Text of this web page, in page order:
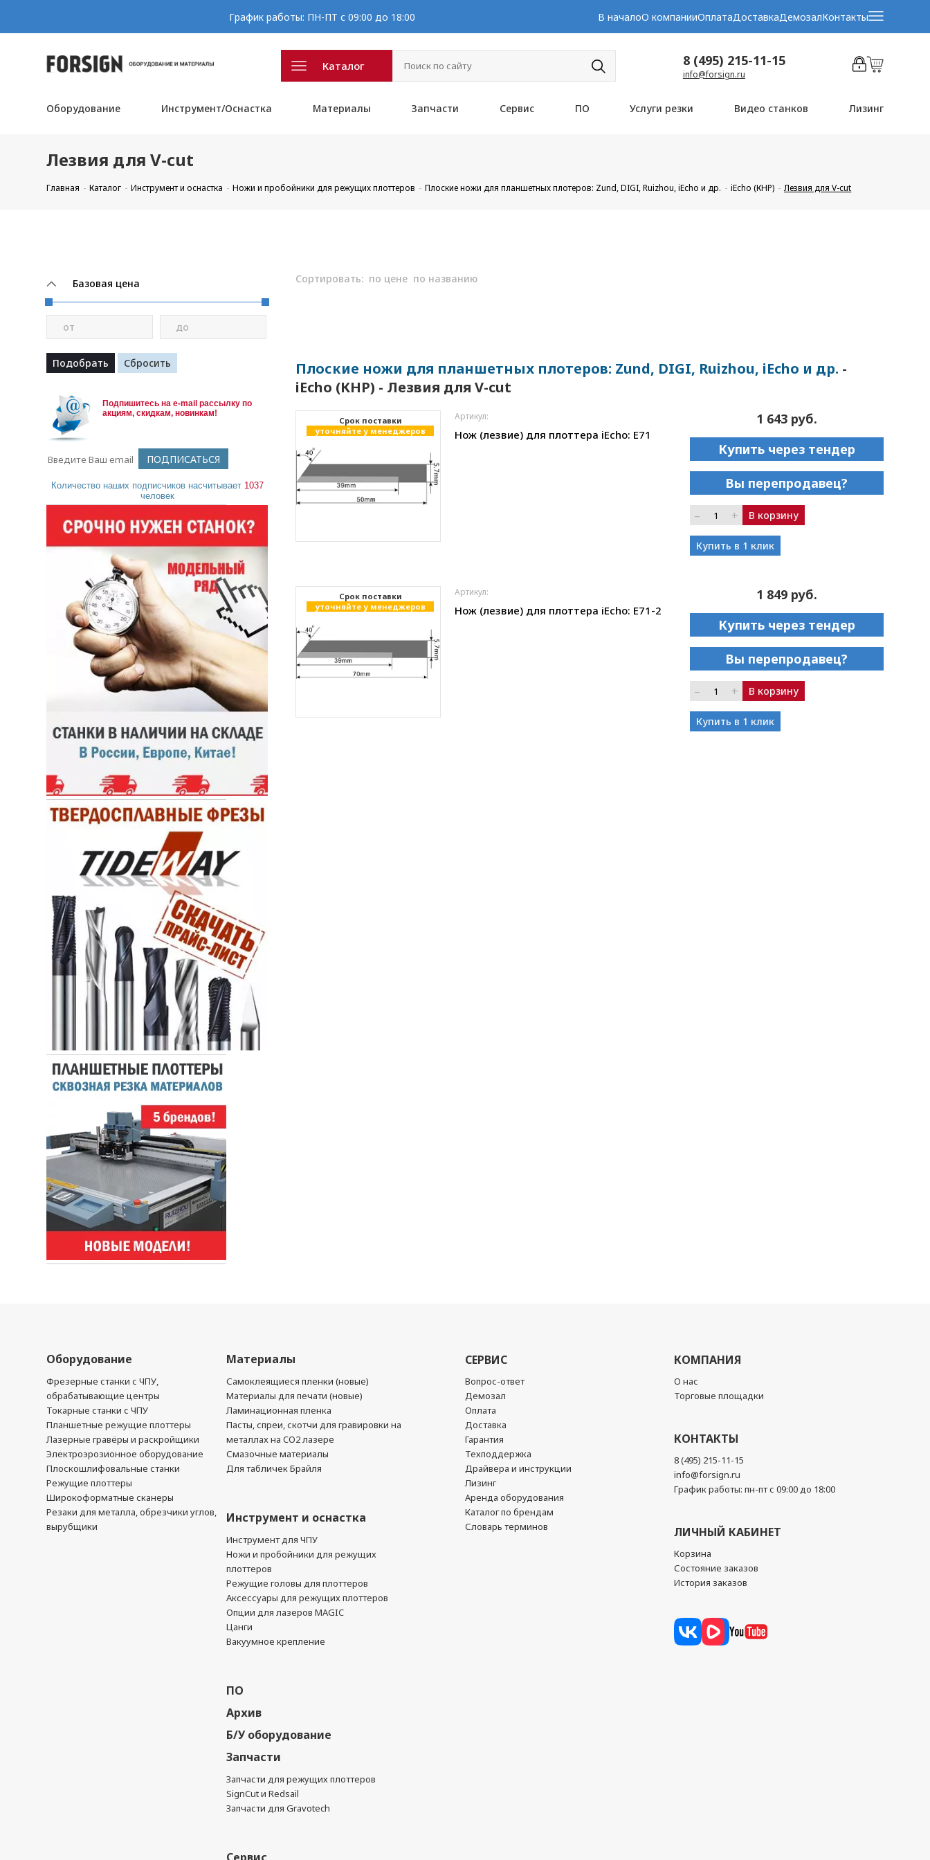
График работы: ПН-ПТ с 09:00 до 18:00 В началоО компанииОплатаДоставкаДемозалКонтакты
Каталог 8 (495) 215-11-15
info@forsign.ru
Оборудование Инструмент/Оснастка Материалы Запчасти Сервис ПО Услуги резки Видео станков Лизинг
Лезвия для V-cut
Главная Каталог Инструмент и оснастка Ножи и пробойники для режущих плоттеров Плоские ножи для планшетных плотеров: Zund, DIGI, Ruizhou, iEcho и др. iEcho (КНР) Лезвия для V-cut
Базовая цена
от до
Подпишитесь на e-mail рассылку по
акциям, скидкам, новинкам!
Количество наших подписчиков насчитывает 1037
человек
Сортировать: по цене по названию
Плоские ножи для планшетных плотеров: Zund, DIGI, Ruizhou, iEcho и др. -
iEcho (КНР) - Лезвия для V-cut
Cрок поставки
уточняйте у менеджеров
Артикул:
Нож (лезвие) для плоттера iEcho: E71
1 643 руб.
Купить через тендер
Вы перепродавец?
– + В корзину
Купить в 1 клик
Cрок поставки
уточняйте у менеджеров
Артикул:
Нож (лезвие) для плоттера iEcho: E71-2
1 849 руб.
Купить через тендер
Вы перепродавец?
– + В корзину
Купить в 1 клик
Оборудование
Фрезерные станки с ЧПУ,
обрабатывающие центры
Токарные станки с ЧПУ
Планшетные режущие плоттеры
Лазерные гравёры и раскройщики
Электроэрозионное оборудование
Плоскошлифовальные станки
Режущие плоттеры
Широкоформатные сканеры
Резаки для металла, обрезчики углов,
вырубщики
Материалы
Самоклеящиеся пленки (новые)
Материалы для печати (новые)
Ламинационная пленка
Пасты, спреи, скотчи для гравировки на
металлах на CO2 лазере
Смазочные материалы
Для табличек Брайля
Инструмент и оснастка
Инструмент для ЧПУ
Ножи и пробойники для режущих
плоттеров
Режущие головы для плоттеров
Аксессуары для режущих плоттеров
Опции для лазеров MAGIC
Цанги
Вакуумное крепление
ПО
Архив
Б/У оборудование
Запчасти
Запчасти для режущих плоттеров
SignCut и Redsail
Запчасти для Gravotech
СЕРВИС
Вопрос-ответ
Демозал
Оплата
Доставка
Гарантия
Техподдержка
Драйвера и инструкции
Лизинг
Аренда оборудования
Каталог по брендам
Словарь терминов
КОМПАНИЯ
О нас
Торговые площадки
КОНТАКТЫ
8 (495) 215-11-15
info@forsign.ru
График работы: пн-пт с 09:00 до 18:00
ЛИЧНЫЙ КАБИНЕТ
Корзина
Состояние заказов
История заказов